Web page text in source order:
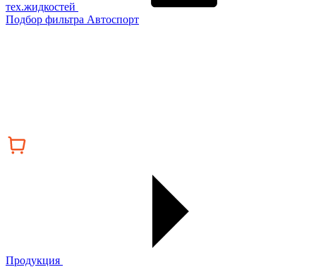
тех.жидкостей
Подбор фильтра Автоспорт
Продукция